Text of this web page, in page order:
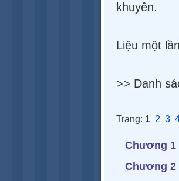
khuyên.
Liệu một
>> Danh
Trang: 1 2 3
Chương 1
Chương 2